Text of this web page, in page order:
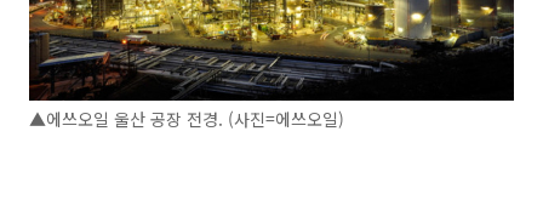
▲에쓰오일 울산 공장 전경. (사진=에쓰오일)